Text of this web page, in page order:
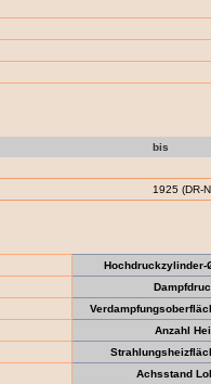
bis
1925 (DR-
Hochdruckzylinder-
Anzahl
Achsstand